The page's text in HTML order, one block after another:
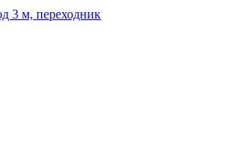
3 м, переходник